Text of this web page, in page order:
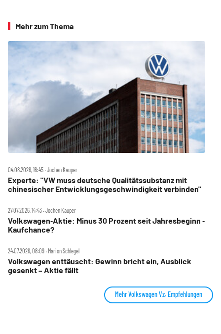
Mehr zum Thema
04.08.2026, 16:45 ‧ Jochen Kauper
Experte: "VW muss deutsche Qualitätssubstanz mit
chinesischer Entwicklungsgeschwindigkeit verbinden"
27.07.2026, 14:43 ‧ Jochen Kauper
Volkswagen‑Aktie: Minus 30 Prozent seit Jahresbeginn ‑
Kaufchance?
24.07.2026, 08:09 ‧ Marion Schlegel
Volkswagen enttäuscht: Gewinn bricht ein, Ausblick
gesenkt – Aktie fällt
Mehr Volkswagen Vz. Empfehlungen